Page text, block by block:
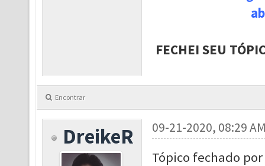
FECHEI SEU
Encontrar
DreikeR 09-21-2020, 08:29
Tópico fechado